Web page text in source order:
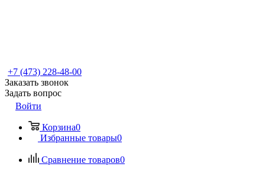
+7 (473) 228-48-00
Заказать звонок
Задать вопрос
Войти
Корзина0
Избранные товары0
Сравнение товаров0